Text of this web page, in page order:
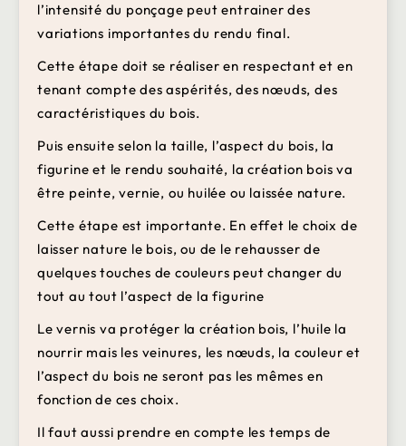
l’intensité du ponçage peut entrainer des
variations importantes du rendu final.
Cette étape doit se réaliser en respectant et en
tenant compte des aspérités, des nœuds, des
caractéristiques du bois.
Puis ensuite selon la taille, l’aspect du bois, la
figurine et le rendu souhaité, la création bois va
être peinte, vernie, ou huilée ou laissée nature.
Cette étape est importante. En effet le choix de
laisser nature le bois, ou de le rehausser de
quelques touches de couleurs peut changer du
tout au tout l’aspect de la figurine
Le vernis va protéger la création bois, l’huile la
nourrir mais les veinures, les nœuds, la couleur et
l’aspect du bois ne seront pas les mêmes en
fonction de ces choix.
Il faut aussi prendre en compte les temps de